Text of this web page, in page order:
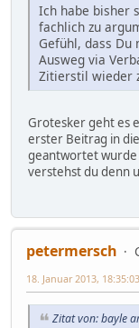
Ich habe bisher
fachlich zu
Gefühl, dass Du
Ausweg via
Zitierstil wieder
Grotesker geht es
erster Beitrag in
geantwortet wurde
verstehst du denn
petermersch
18. Januar 2013, 18:35:03
Zitat von: bayle